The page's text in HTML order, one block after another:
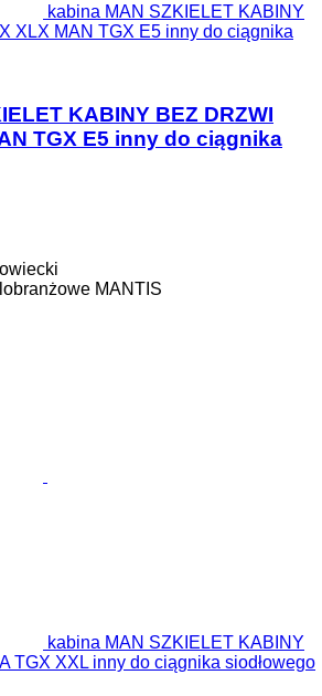
kabina MAN SZKIELET KABINY
XLX MAN TGX E5 inny do ciągnika
KABINY BEZ DRZWI
TGX E5 inny do ciągnika
MANTIS
kabina MAN SZKIELET KABINY
TGX XXL inny do ciągnika siodłowego